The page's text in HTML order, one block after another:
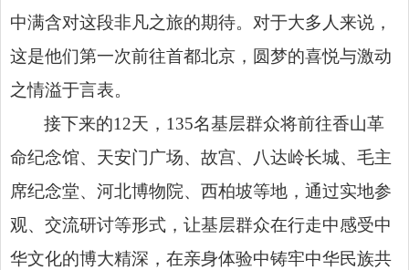
中满含对这段非凡之旅的期待。对于大多人来说，
这是他们第一次前往首都北京，圆梦的喜悦与激动
之情溢于言表。
接下来的12天，135名基层群众将前往香山革
命纪念馆、天安门广场、故宫、八达岭长城、毛主
席纪念堂、河北博物院、西柏坡等地，通过实地参
观、交流研讨等形式，让基层群众在行走中感受中
华文化的博大精深，在亲身体验中铸牢中华民族共